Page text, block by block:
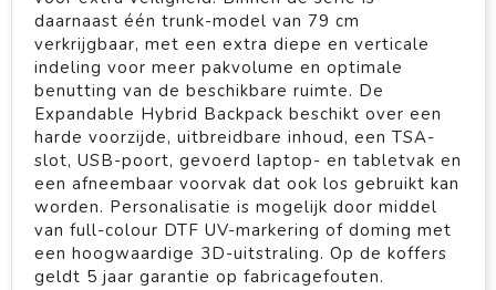
daarnaast één trunk-model van 79 cm
verkrijgbaar, met een extra diepe en verticale
indeling voor meer pakvolume en optimale
benutting van de beschikbare ruimte. De
Expandable Hybrid Backpack beschikt over een
harde voorzijde, uitbreidbare inhoud, een TSA-
slot, USB-poort, gevoerd laptop- en tabletvak en
een afneembaar voorvak dat ook los gebruikt kan
worden. Personalisatie is mogelijk door middel
van full-colour DTF UV-markering of doming met
een hoogwaardige 3D-uitstraling. Op de koffers
geldt 5 jaar garantie op fabricagefouten.